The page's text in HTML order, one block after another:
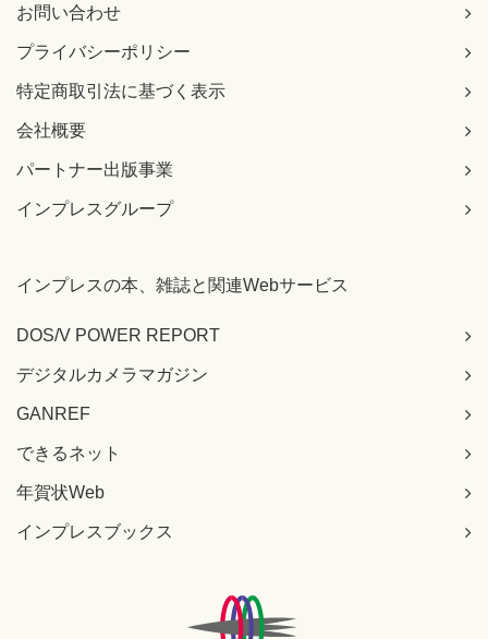
お問い合わせ
プライバシーポリシー
特定商取引法に基づく表示
会社概要
パートナー出版事業
インプレスグループ
インプレスの本、雑誌と関連Webサービス
DOS/V POWER REPORT
デジタルカメラマガジン
GANREF
できるネット
年賀状Web
インプレスブックス